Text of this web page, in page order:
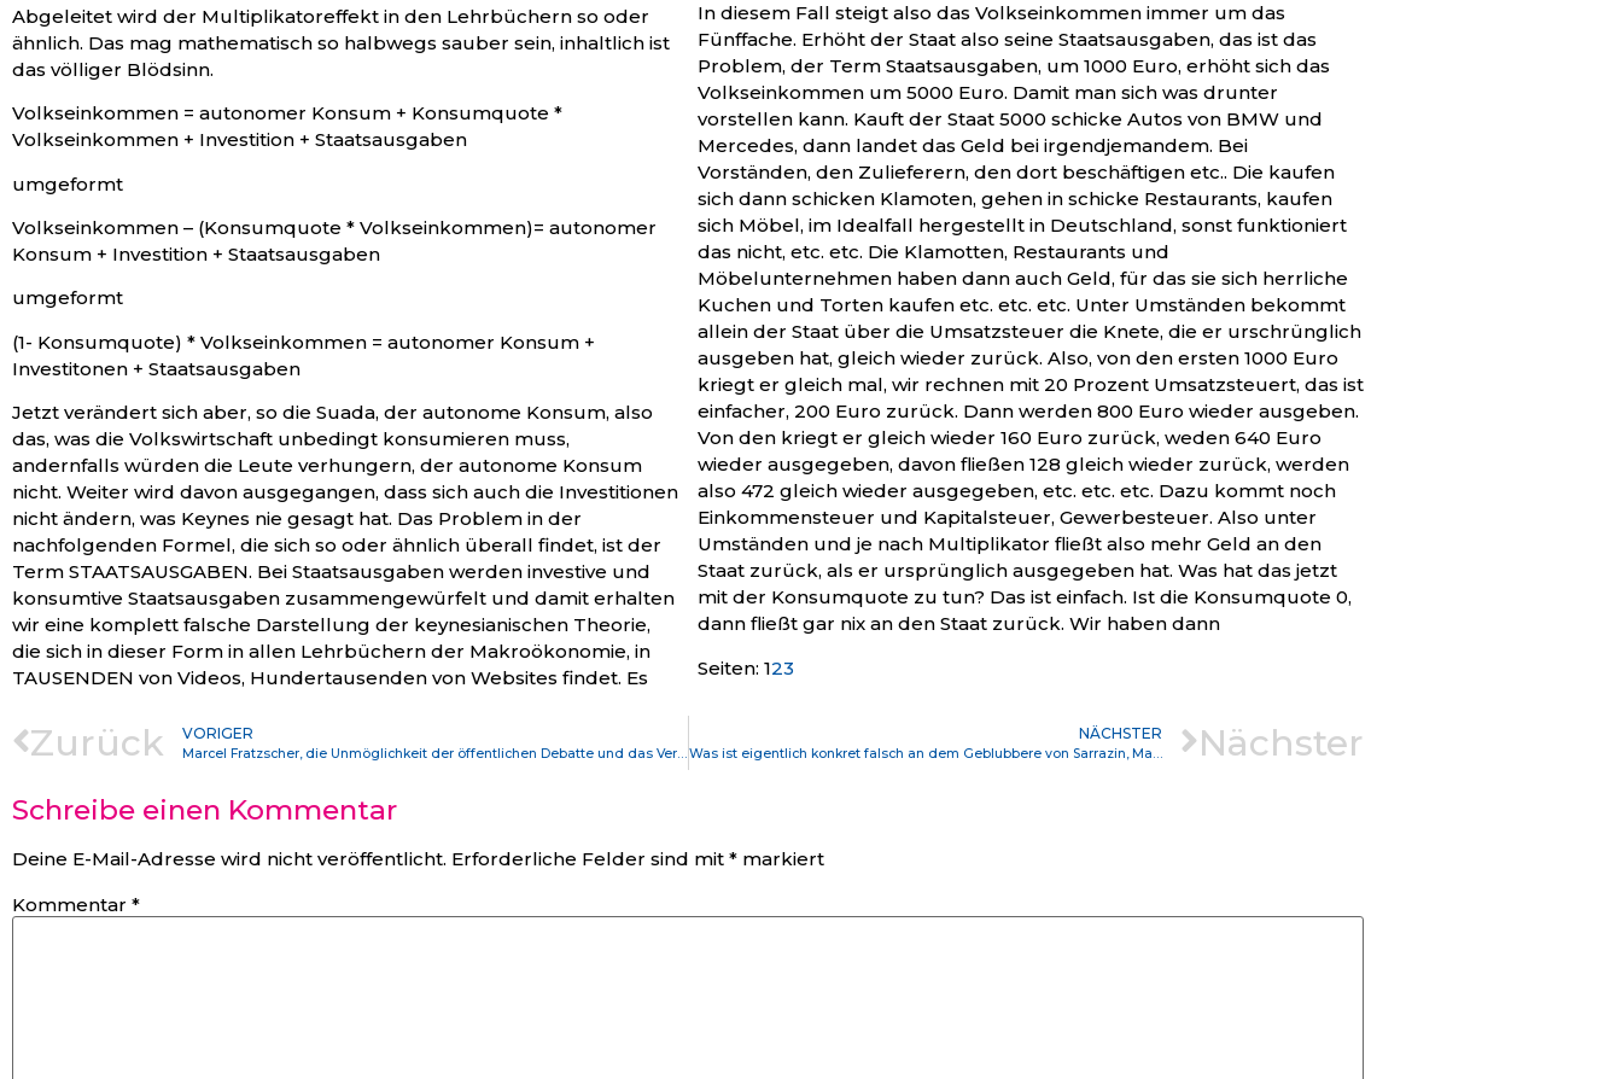
Abgeleitet wird der Multiplikatoreffekt in den Lehrbüchern so oder
ähnlich. Das mag mathematisch so halbwegs sauber sein, inhaltlich ist
das völliger Blödsinn.
Volkseinkommen = autonomer Konsum + Konsumquote *
Volkseinkommen + Investition + Staatsausgaben
umgeformt
Volkseinkommen – (Konsumquote * Volkseinkommen)= autonomer
Konsum + Investition + Staatsausgaben
umgeformt
(1- Konsumquote) * Volkseinkommen = autonomer Konsum +
Investitonen + Staatsausgaben
Jetzt verändert sich aber, so die Suada, der autonome Konsum, also
das, was die Volkswirtschaft unbedingt konsumieren muss,
andernfalls würden die Leute verhungern, der autonome Konsum
nicht. Weiter wird davon ausgegangen, dass sich auch die Investitionen
nicht ändern, was Keynes nie gesagt hat. Das Problem in der
nachfolgenden Formel, die sich so oder ähnlich überall findet, ist der
Term STAATSAUSGABEN. Bei Staatsausgaben werden investive und
konsumtive Staatsausgaben zusammengewürfelt und damit erhalten
wir eine komplett falsche Darstellung der keynesianischen Theorie,
die sich in dieser Form in allen Lehrbüchern der Makroökonomie, in
TAUSENDEN von Videos, Hundertausenden von Websites findet. Es
In diesem Fall steigt also das Volkseinkommen immer um das
Fünffache. Erhöht der Staat also seine Staatsausgaben, das ist das
Problem, der Term Staatsausgaben, um 1000 Euro, erhöht sich das
Volkseinkommen um 5000 Euro. Damit man sich was drunter
vorstellen kann. Kauft der Staat 5000 schicke Autos von BMW und
Mercedes, dann landet das Geld bei irgendjemandem. Bei
Vorständen, den Zulieferern, den dort beschäftigen etc.. Die kaufen
sich dann schicken Klamoten, gehen in schicke Restaurants, kaufen
sich Möbel, im Idealfall hergestellt in Deutschland, sonst funktioniert
das nicht, etc. etc. Die Klamotten, Restaurants und
Möbelunternehmen haben dann auch Geld, für das sie sich herrliche
Kuchen und Torten kaufen etc. etc. etc. Unter Umständen bekommt
allein der Staat über die Umsatzsteuer die Knete, die er urschrünglich
ausgeben hat, gleich wieder zurück. Also, von den ersten 1000 Euro
kriegt er gleich mal, wir rechnen mit 20 Prozent Umsatzsteuert, das ist
einfacher, 200 Euro zurück. Dann werden 800 Euro wieder ausgeben.
Von den kriegt er gleich wieder 160 Euro zurück, weden 640 Euro
wieder ausgegeben, davon fließen 128 gleich wieder zurück, werden
also 472 gleich wieder ausgegeben, etc. etc. etc. Dazu kommt noch
Einkommensteuer und Kapitalsteuer, Gewerbesteuer. Also unter
Umständen und je nach Multiplikator fließt also mehr Geld an den
Staat zurück, als er ursprünglich ausgegeben hat. Was hat das jetzt
mit der Konsumquote zu tun? Das ist einfach. Ist die Konsumquote 0,
dann fließt gar nix an den Staat zurück. Wir haben dann
Seiten: Seite
1,Seite
2,Seite
3
Zurück VORIGER
Marcel Fratzscher, die Unmöglichkeit der öffentlichen Debatte und das Vertrauen in den Staat
NÄCHSTER
Was ist eigentlich konkret falsch an dem Geblubbere von Sarrazin, Maaßen, Chupralla, Weidel etc.. Nächster
Schreibe einen Kommentar
Deine E-Mail-Adresse wird nicht veröffentlicht. Erforderliche Felder sind mit * markiert
Kommentar *